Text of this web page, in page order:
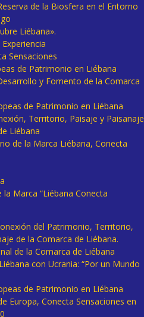
de la Biosfera en el Entorno
Liébana».
Sensaciones
de Patrimonio en Liébana
y Fomento de la Comarca
de Patrimonio en Liébana
Territorio, Paisaje y Paisanaje
Liébana
de la Marca Liébana, Conecta
la Marca “Liébana Conecta
del Patrimonio, Territorio,
de la Comarca de Liébana.
de la Comarca de Liébana
con Ucrania: “Por un Mundo
de Patrimonio en Liébana
Europa, Conecta Sensaciones en